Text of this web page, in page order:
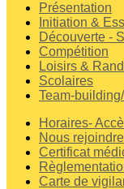
Présentation
Initiation &
Découverte -
Compétition
Loisirs &
Scolaires
Team-
Horaires-
Nous rejoindre
Certificat
Carte de